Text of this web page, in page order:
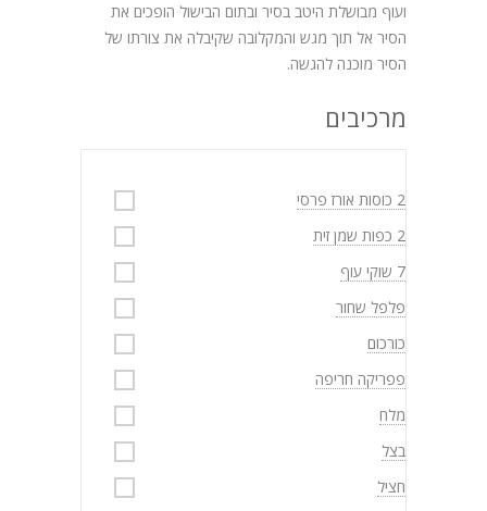
ועוף מבושלת היטב בסיר ובתום הבישול הופכים את
הסיר אל תוך מגש והמקלובה שקיבלה את צורתו של
הסיר מוכנה להגשה.
מרכיבים
2 כוסות אורז פרסי
2 כפות שמן זית
7 שוקי עוף
פלפל שחור
כורכום
פפריקה חריפה
מלח
בצל
חציל